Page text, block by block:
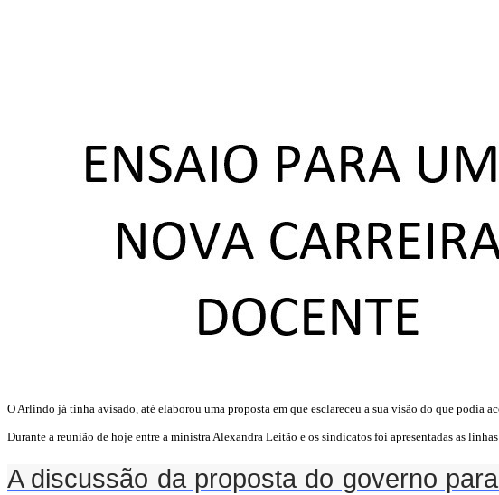
O Arlindo já tinha avisado, até elaborou uma proposta em que esclareceu a sua visão do que podia
Durante a reunião de hoje entre a ministra Alexandra Leitão e os sindicatos foi apresentadas as
A discussão da proposta do governo